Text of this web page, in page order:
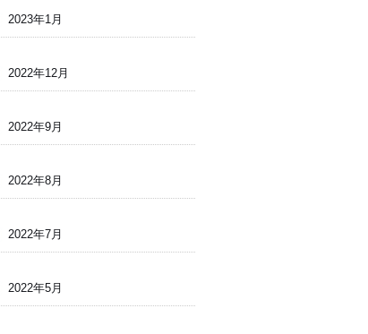
2023年1月
2022年12月
2022年9月
2022年8月
2022年7月
2022年5月